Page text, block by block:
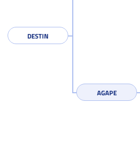
DESTIN
AGAPE